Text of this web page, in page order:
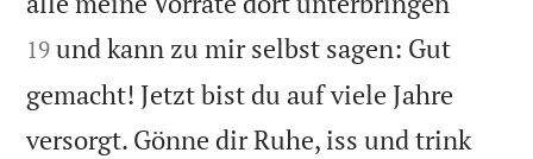
19 und kann zu mir selbst sagen: Gut
gemacht! Jetzt bist du auf viele Jahre
versorgt. Gönne dir Ruhe, iss und trink